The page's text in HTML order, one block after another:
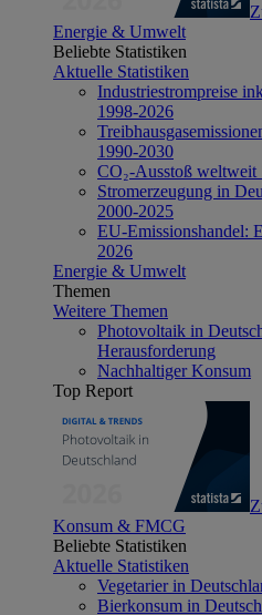
Energie & Umwelt
Beliebte Statistiken
Aktuelle Statistiken
Industriestrompreise
1998-2026
1990-2030
CO₂-Ausstoß weltweit
Stromerzeugung in
2000-2025
EU-Emissionshandel:
2026
Energie & Umwelt
Themen
Weitere Themen
Photovoltaik in
Herausforderung
Nachhaltiger Konsum
Top Report
Konsum & FMCG
Beliebte Statistiken
Aktuelle Statistiken
Vegetarier in
Bierkonsum in